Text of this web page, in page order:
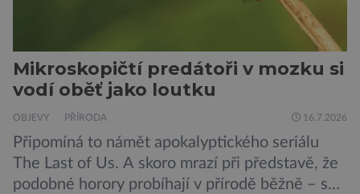
Mikroskopičtí predátoři v mozku si
vodí oběť jako loutku
OBJEVY PŘÍRODA 16.7.2026
Připomíná to námět apokalyptického seriálu
The Last of Us. A skoro mrazí při představě, že
podobné horory probíhají v přírodě běžně – s